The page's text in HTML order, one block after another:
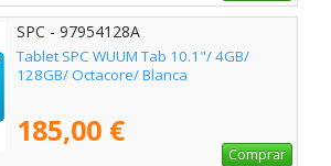
SPC - 97954128A
Tablet SPC WUUM Tab 10.1"/ 4GB/
128GB/ Octacore/ Blanca
185,00 €
Comprar